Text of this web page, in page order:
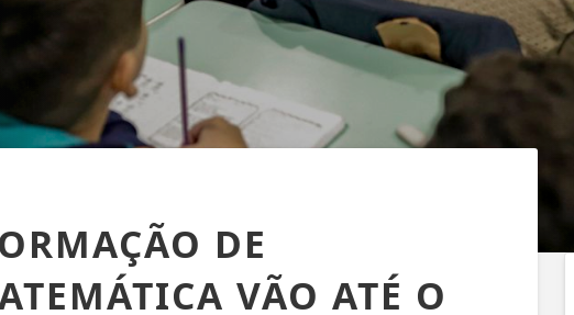
DE
VÃO ATÉ O